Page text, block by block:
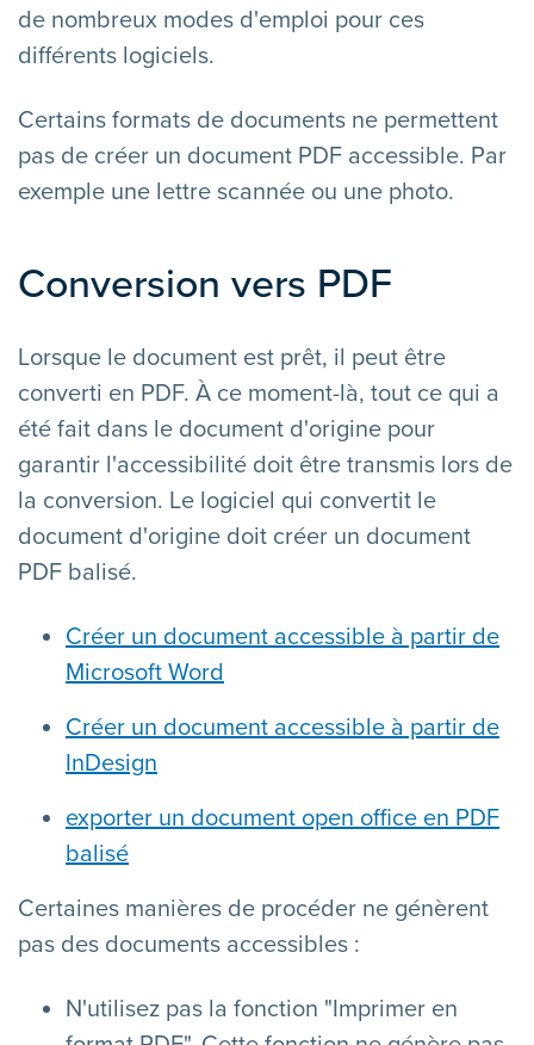
de nombreux modes d'emploi pour ces
différents logiciels.
Certains formats de documents ne permettent
pas de créer un document PDF accessible. Par
exemple une lettre scannée ou une photo.
Conversion vers PDF
Lorsque le document est prêt, il peut être
converti en PDF. À ce moment-là, tout ce qui a
été fait dans le document d'origine pour
garantir l'accessibilité doit être transmis lors de
la conversion. Le logiciel qui convertit le
document d'origine doit créer un document
PDF balisé.
Créer un document accessible à partir de
Microsoft Word
Créer un document accessible à partir de
InDesign
exporter un document open office en PDF
balisé
Certaines manières de procéder ne génèrent
pas des documents accessibles :
N'utilisez pas la fonction "Imprimer en